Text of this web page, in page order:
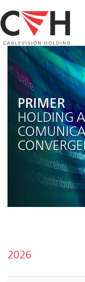
PRIMER
HOLDING
2026